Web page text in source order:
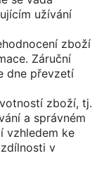
užívání
zboží
Záruční
dne převzetí
zboží, tj.
a správném
vzhledem ke
v